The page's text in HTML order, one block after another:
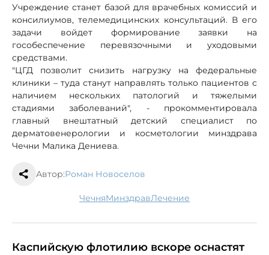
Учреждение станет базой для врачебных комиссий и
консилиумов, телемедицинских консультаций. В его
задачи войдет формирование заявки на
гособеспечение перевязочными и уходовыми
средствами.
"ЦГД позволит снизить нагрузку на федеральные
клиники – туда станут направлять только пациентов с
наличием нескольких патологий и тяжелыми
стадиями заболеваний", - прокомментировала
главный внештатный детский специалист по
дерматовенерологии и косметологии минздрава
Чечни Малика Дениева.
Автор:Роман Новоселов
Чечня минздрав лечение
Каспийскую флотилию вскоре оснастят